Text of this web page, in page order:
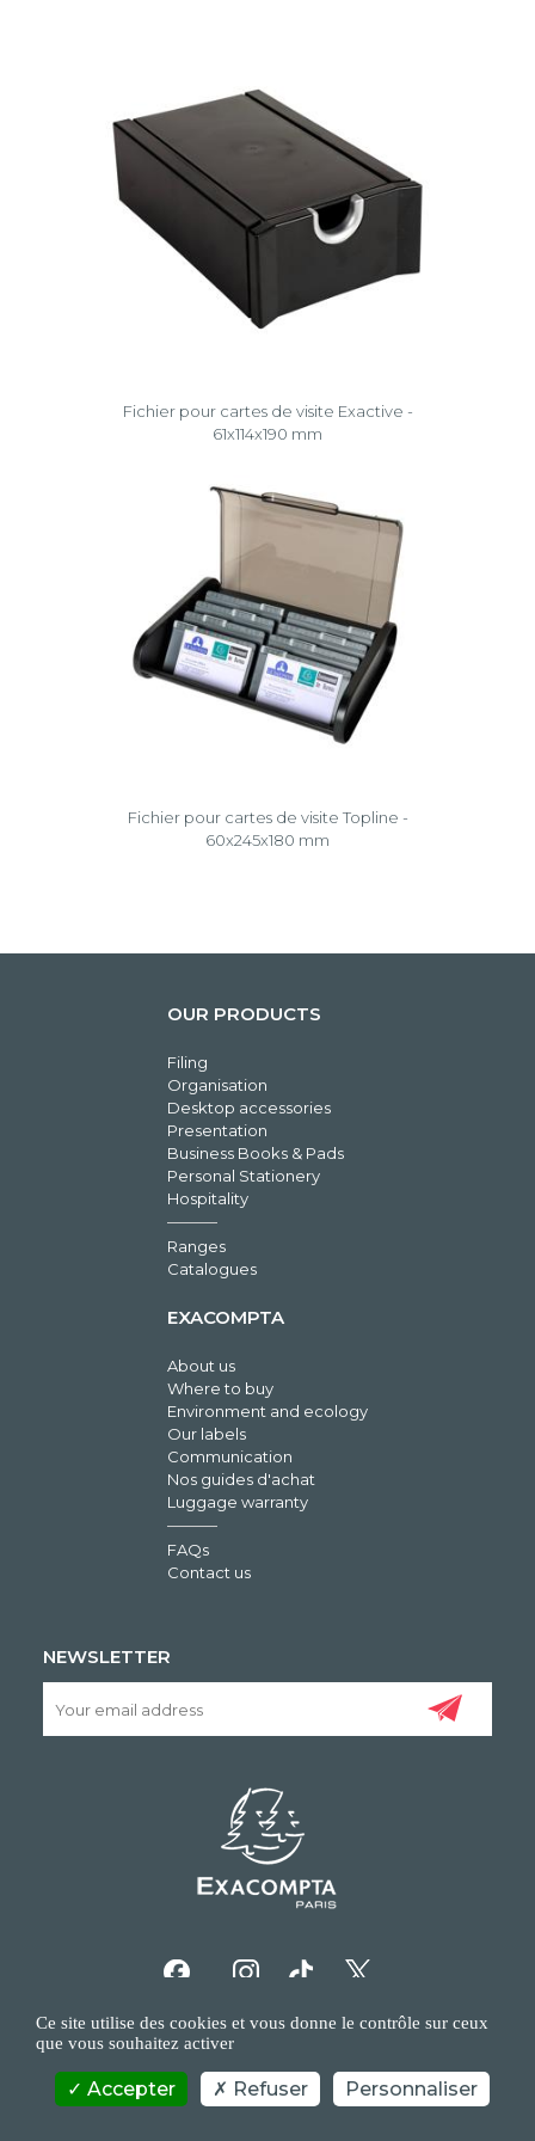
Fichier pour cartes de visite Exactive -
61x114x190 mm
Fichier pour cartes de visite Topline -
60x245x180 mm
OUR PRODUCTS
Filing
Organisation
Desktop accessories
Presentation
Business Books & Pads
Personal Stationery
Hospitality
Ranges
Catalogues
EXACOMPTA
About us
Where to buy
Environment and ecology
Our labels
Communication
Nos guides d'achat
Luggage warranty
FAQs
Contact us
NEWSLETTER
COPYRIGHT/IP POLICY PERSONAL DATA POLICY CONTACT US
Ce site utilise des cookies et vous donne le contrôle sur ceux
que vous souhaitez activer
Accepter Refuser Personnaliser